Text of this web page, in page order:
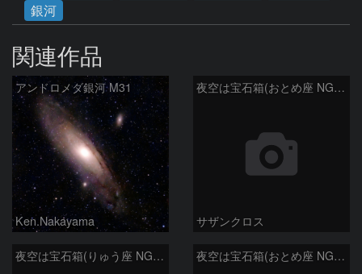
銀河
関連作品
アンドロメダ銀河 M31
Ken.Nakayama
夜空は宝石箱(おとめ座 NGC5566) Seestar50
サザンクロス
夜空は宝石箱(りゅう座 NGC6503) Seestar50 夜空は宝石箱(おとめ座 NGC5746) Seestar50